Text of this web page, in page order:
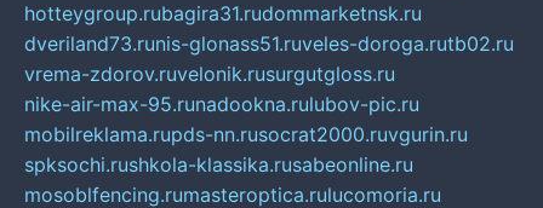
hotteygroup.rubagira31.rudommarketnsk.ru
dveriland73.runis-glonass51.ruveles-doroga.rutb02.ru
vrema-zdorov.ruvelonik.rusurgutgloss.ru
nike-air-max-95.runadookna.rulubov-pic.ru
mobilreklama.rupds-nn.rusocrat2000.ruvgurin.ru
spksochi.rushkola-klassika.rusabeonline.ru
mosoblfencing.rumasteroptica.rulucomoria.ru